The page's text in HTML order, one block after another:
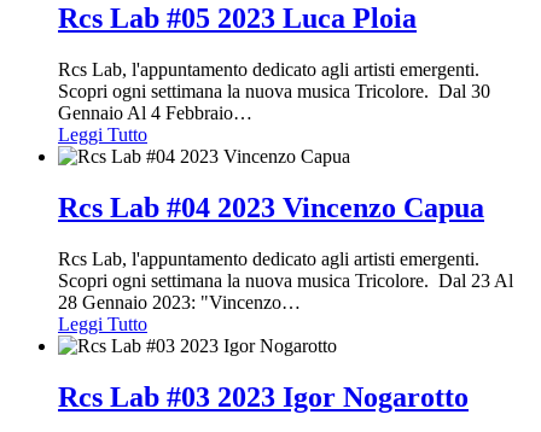
Rcs Lab #05 2023 Luca Ploia
Rcs Lab, l'appuntamento dedicato agli artisti emergenti.
Scopri ogni settimana la nuova musica Tricolore. Dal 30
Gennaio Al 4 Febbraio…
Leggi Tutto
Rcs Lab #04 2023 Vincenzo Capua
Rcs Lab, l'appuntamento dedicato agli artisti emergenti.
Scopri ogni settimana la nuova musica Tricolore. Dal 23 Al
28 Gennaio 2023: "Vincenzo…
Leggi Tutto
Rcs Lab #03 2023 Igor Nogarotto